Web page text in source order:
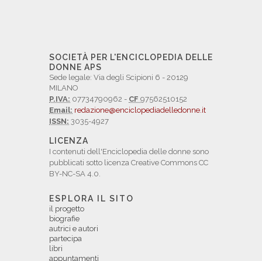
SOCIETÀ PER L'ENCICLOPEDIA DELLE
DONNE APS
Sede legale: Via degli Scipioni 6 - 20129
MILANO
P.IVA: 07734790962 - CF 97562510152
Email: redazione@enciclopediadelledonne.it
ISSN: 3035-4927
LICENZA
I contenuti dell'Enciclopedia delle donne sono
pubblicati sotto licenza Creative Commons CC
BY-NC-SA 4.0.
ESPLORA IL SITO
il progetto
biografie
autrici e autori
partecipa
libri
appuntamenti